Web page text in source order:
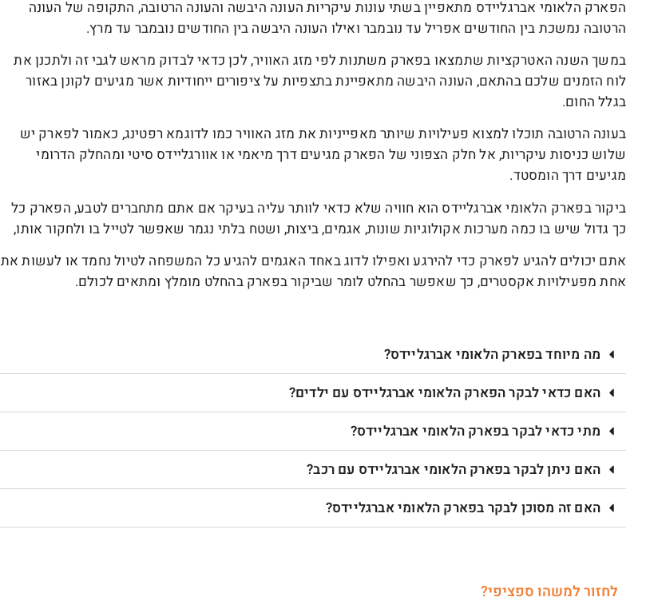
הפארק הלאומי אברגליידס מתאפיין בשתי עונות עיקריות העונה היבשה והעונה הרטובה, התקופה של העונה
הרטובה נמשכת בין החודשים אפריל עד נובמבר ואילו העונה היבשה בין החודשים נובמבר עד מרץ.
במשך השנה האטרקציות שתמצאו בפארק משתנות לפי מזג האוויר, לכן כדאי לבדוק מראש לגבי זה ולתכנן את
לוח הזמנים שלכם בהתאם, העונה היבשה מתאפיינת בתצפיות על ציפורים ייחודיות אשר מגיעים לקונן באזור
בגלל החום.
בעונה הרטובה תוכלו למצוא פעילויות שיותר מאפייניות את מזג האוויר כמו לדוגמא רפטינג, כאמור לפארק יש
שלוש כניסות עיקריות, אל חלק הצפוני של הפארק מגיעים דרך מיאמי או אוורגליידס סיטי ומהחלק הדרומי
מגיעים דרך הומסטד.
ביקור בפארק הלאומי אברגליידס הוא חוויה שלא כדאי לוותר עליה בעיקר אם אתם מתחברים לטבע, הפארק כל
כך גדול שיש בו כמה מערכות אקולוגיות שונות, אגמים, ביצות, ושטח בלתי נגמר שאפשר לטייל בו ולחקור אותו,
אתם יכולים להגיע לפארק כדי להירגע ואפילו לדוג באחד האגמים להגיע כל המשפחה לטיול נחמד או לעשות את
אחת מפעילויות אקסטרים, כך שאפשר בהחלט לומר שביקור בפארק בהחלט מומלץ ומתאים לכולם.
מה מיוחד בפארק הלאומי אברגליידס?
האם כדאי לבקר הפארק הלאומי אברגליידס עם ילדים?
מתי כדאי לבקר בפארק הלאומי אברגליידס?
האם ניתן לבקר בפארק הלאומי אברגליידס עם רכב?
האם זה מסוכן לבקר בפארק הלאומי אברגליידס?
לחזור למשהו ספציפי?